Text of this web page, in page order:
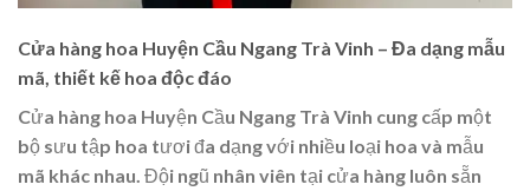
Cửa hàng hoa Huyện Cầu Ngang Trà Vinh – Đa dạng mẫu
mã, thiết kế hoa độc đáo
Cửa hàng hoa Huyện Cầu Ngang Trà Vinh cung cấp một
bộ sưu tập hoa tươi đa dạng với nhiều loại hoa và mẫu
mã khác nhau. Đội ngũ nhân viên tại cửa hàng luôn sẵn